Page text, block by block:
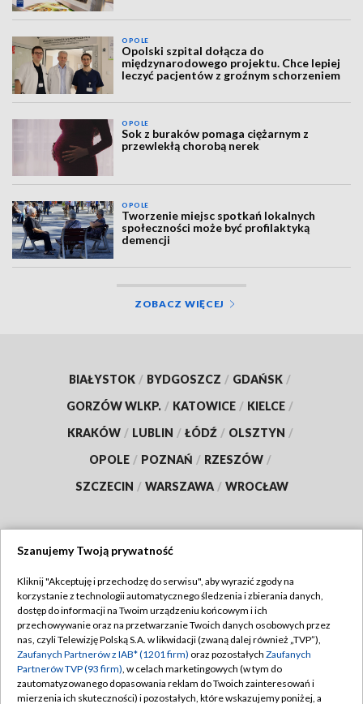
OPOLE
Opolski szpital dołącza do
międzynarodowego projektu. Chce lepiej
leczyć pacjentów z groźnym schorzeniem
OPOLE
Sok z buraków pomaga ciężarnym z
przewlekłą chorobą nerek
OPOLE
Tworzenie miejsc spotkań lokalnych
społeczności może być profilaktyką
demencji
ZOBACZ WIĘCEJ
BIAŁYSTOK / BYDGOSZCZ / GDAŃSK /
GORZÓW WLKP. / KATOWICE / KIELCE /
KRAKÓW / LUBLIN / ŁÓDŹ / OLSZTYN /
OPOLE / POZNAŃ / RZESZÓW /
SZCZECIN / WARSZAWA / WROCŁAW
TVP
Abonament TVP
Emisja w TVP
Centrum informacji TVP
Regulamin TVP
Polityka prywatności
Moje zgody
Szanujemy Twoją prywatność
Kliknij "Akceptuję i przechodzę do serwisu", aby wyrazić zgody na
korzystanie z technologii automatycznego śledzenia i zbierania danych,
dostęp do informacji na Twoim urządzeniu końcowym i ich
przechowywanie oraz na przetwarzanie Twoich danych osobowych przez
nas, czyli Telewizję Polską S.A. w likwidacji (zwaną dalej również „TVP”),
Zaufanych Partnerów z IAB* (1201 firm) oraz pozostałych Zaufanych
Partnerów TVP (93 firm), w celach marketingowych (w tym do
zautomatyzowanego dopasowania reklam do Twoich zainteresowań i
mierzenia ich skuteczności) i pozostałych, które wskazujemy poniżej, a